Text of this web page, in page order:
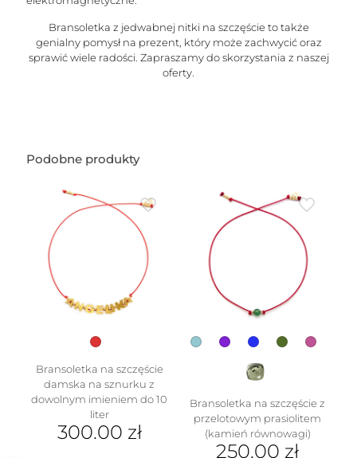
Bransoletka z jedwabnej nitki na szczęście to także
genialny pomysł na prezent, który może zachwycić oraz
sprawić wiele radości. Zapraszamy do skorzystania z naszej
oferty.
Podobne produkty
Bransoletka na szczęście
damska na sznurku z
dowolnym imieniem do 10
liter
300.00 zł
Bransoletka na szczęście z
przelotowym prasiolitem
(kamień równowagi)
250.00 zł